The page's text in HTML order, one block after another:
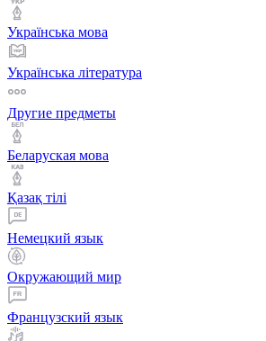
Українська мова
Українська література
Другие предметы
Беларуская мова
Қазақ тiлi
Немецкий язык
Окружающий мир
Французский язык